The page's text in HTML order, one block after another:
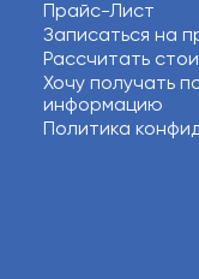
Прайс-Лист
Записаться на
Рассчитать
Хочу получать
информацию
Политика